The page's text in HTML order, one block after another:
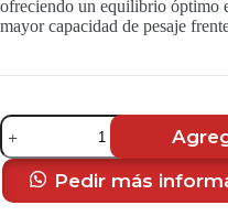
ofreciendo un equilibrio óptimo
mayor capacidad de pesaje
Semimicrobalanza
Borealis
BA
Series
cantidad
Pedir más